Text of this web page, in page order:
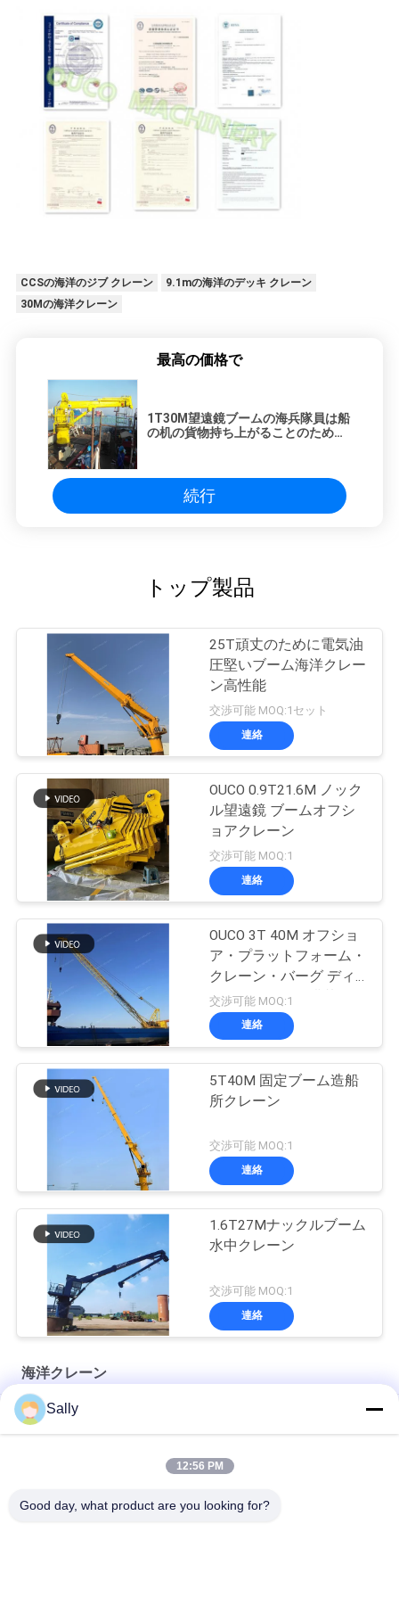
CCSの海洋のジブ クレーン
9.1mの海洋のデッキ クレーン
30Mの海洋クレーン
最高の価格で
1T30M望遠鏡ブームの海兵隊員は船
の机の貨物持ち上がることのために
続行
トップ製品
25T頑丈のために電気油
圧堅いブーム海洋クレー
ン高性能
交渉可能 MOQ:1セット
連絡
OUCO 0.9T21.6M ノック
ル望遠鏡 ブームオフシ
ョアクレーン
交渉可能 MOQ:1
連絡
OUCO 3T 40M オフショ
ア・プラットフォーム・
クレーン・バーグ ディ
ーゼルエンジン搭載
交渉可能 MOQ:1
連絡
5T40M 固定ブーム造船
所クレーン
交渉可能 MOQ:1
連絡
1.6T27Mナックルブーム
水中クレーン
交渉可能 MOQ:1
連絡
海洋クレーン
プレミアム OUCO マリン ワイヤー ロープ
Sally
12:56 PM
Good day, what product are you looking for?